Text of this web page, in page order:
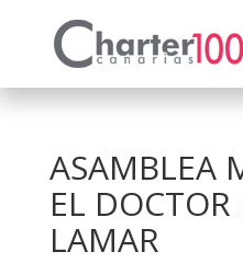
ASAMBLEA
EL DOCTOR
LAMAR